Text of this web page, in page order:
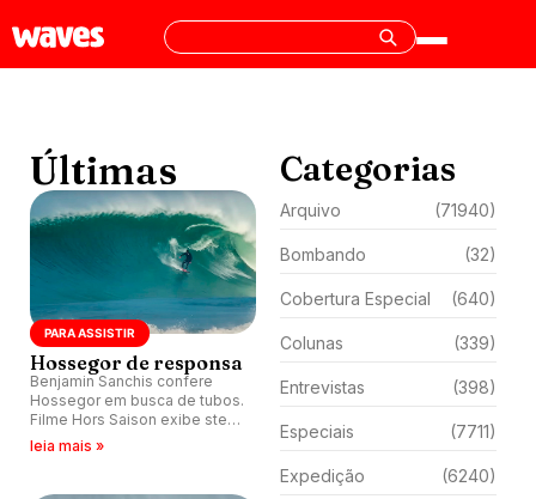
Últimas
PARA ASSISTIR
Hossegor de responsa
Benjamin Sanchis confere
Hossegor em busca de tubos.
Filme Hors Saison exibe step
off em mar intenso.
leia mais »
Categorias
Arquivo (71940)
Bombando (32)
Cobertura Especial (640)
Colunas (339)
Entrevistas (398)
Especiais (7711)
Expedição (6240)